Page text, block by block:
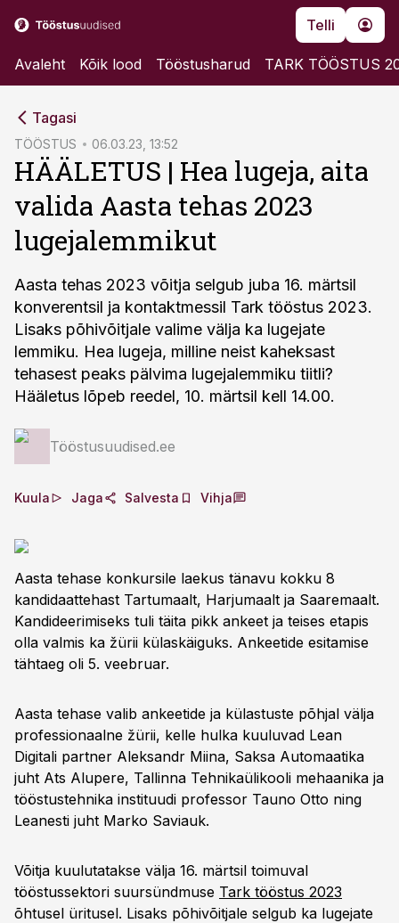
Telli
Avaleht Kõik lood Tööstusharud TARK TÖÖSTUS
Tagasi
TÖÖSTUS 06.03.23, 13:52
HÄÄLETUS | Hea lugeja, aita
valida Aasta tehas 2023
lugejalemmikut
Aasta tehas 2023 võitja selgub juba 16. märtsil
konverentsil ja kontaktmessil Tark tööstus 2023.
Lisaks põhivõitjale valime välja ka lugejate
lemmiku. Hea lugeja, milline neist kaheksast
tehasest peaks pälvima lugejalemmiku tiitli?
Hääletus lõpeb reedel, 10. märtsil kell 14.00.
Tööstusuudised.ee
Kuula Jaga Salvesta Vihja
Aasta tehase konkursile laekus tänavu kokku 8
kandidaattehast Tartumaalt, Harjumaalt ja Saaremaalt.
Kandideerimiseks tuli täita pikk ankeet ja teises etapis
olla valmis ka žürii külaskäiguks. Ankeetide esitamise
tähtaeg oli 5. veebruar.
Aasta tehase valib ankeetide ja külastuste põhjal välja
professionaalne žürii, kelle hulka kuuluvad Lean
Digitali partner Aleksandr Miina, Saksa Automaatika
juht Ats Alupere, Tallinna Tehnikaülikooli mehaanika ja
tööstustehnika instituudi professor Tauno Otto ning
Leanesti juht Marko Saviauk.
Võitja kuulutatakse välja 16. märtsil toimuval
tööstussektori suursündmuse Tark tööstus 2023
õhtusel üritusel. Lisaks põhivõitjale selgub ka lugejate